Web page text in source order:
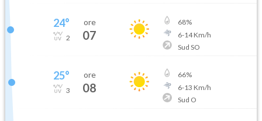
24°
2
ore
07
68%
6-14Km/h
Sud SO
25°
3
ore
08
66%
6-13 Km/h
Sud O